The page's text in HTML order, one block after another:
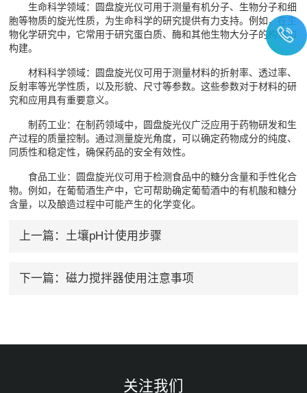
生命科学领域：圆盘旋光仪可用于测量有机分子、生物分子和细
胞等物质的旋光性质，为生命科学的研究提供有力支持。例如，在生
物化学研究中，它常用于研究蛋白质、酶和其他生物大分子的构象和
构建。
材料科学领域：圆盘旋光仪可用于测量材料的折射率、透过率、
反射率等光学性质，以及形貌、尺寸等参数。这些参数对于材料的研
究和应用具有重要意义。
制药工业：在制药领域中，圆盘旋光仪广泛应用于药物研发和生
产过程的质量控制。通过测量旋光角度，可以确定药物成分的纯度、
同质性和稳定性，确保药品的安全有效性。
食品工业：圆盘旋光仪可用于检测食品中的糖分含量和手性化合
物。例如，在葡萄酒生产中，它可帮助确定葡萄酒中的有机酸和糖分
含量，以及酿造过程中可能产生的化学变化。
上一篇： 土壤pH计使用步骤
下一篇： 磁力搅拌器使用注意事项
关注我们